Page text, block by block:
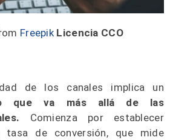
Freepik Licencia CCO
de los canales implica un
que va más allá de las
Comienza por establecer
tasa de conversión, que mide